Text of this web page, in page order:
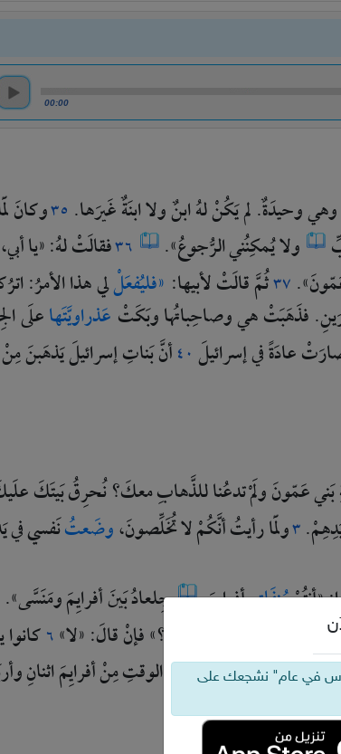
00:00
وهيوحيدَةٌ.لميَكُنْلهُابنٌولاابنَةٌغَيرَها. ٣٥وكانَ
ولايُمكِنُنيالرُّجوعُ». ٣٦فقالَتْلهُ:«ياأبي،
٣٧ثُمَّقالَتْلأبيها: «فليُفعَلْليهذاالأمرُ:
فذَهَبَتْهيوصاحِباتُهاوبَكَتْعَذراويَّتَهاعلَى
عادَةًفيإسرائيلَ ٤٠أنَّبَناتِإسرائيلَيَذهَبنَمِنْ
بَنيعَمّونَولَمْتدعُناللذَّهابِمعكَ؟نُحرِقُبَيتَكَ
٣ولَمّارأيتُأنَّكُمْلاتُخَلِّصونَ،وضَعتُنَفسيفي
«أنتُمْمُنفَلِتوأفرايِمَ. جِلعادُبَينَأفرايِمَومَنَسَّى».
يقولونَ أفرايِميٌّ؟»فإنْقالَ:«لا»٦كانوا
الأُردُنِّ.فسقَطَفيذلكَالوقتِمِنْأفرايِمَاثنانِ
في عام" نشجعك على